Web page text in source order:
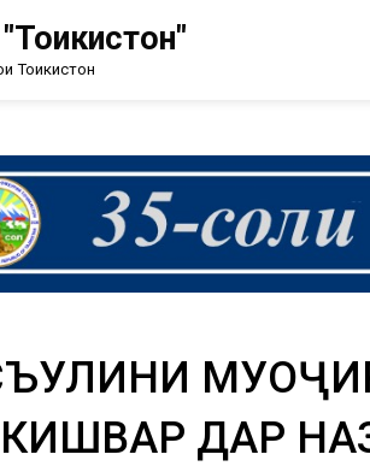
Тоҷикистон
КИШВАР ДАР